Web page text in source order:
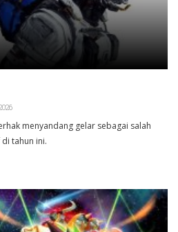
menyandang gelar sebagai salah
tahun ini.